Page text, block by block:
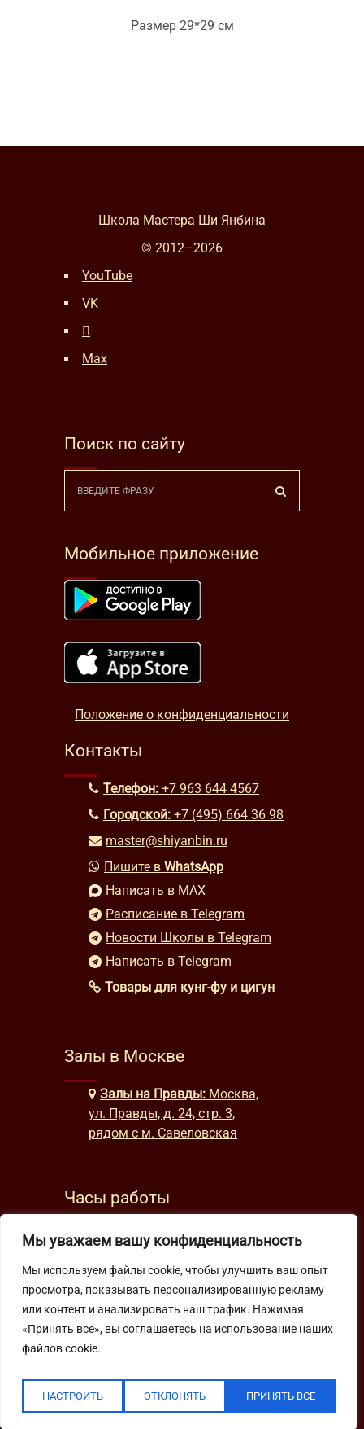
Мы уважаем вашу конфиденциальность
Мы используем файлы cookie, чтобы улучшить ваш опыт
просмотра, показывать персонализированную рекламу
или контент и анализировать наш трафик. Нажимая
«Принять все», вы соглашаетесь на использование наших
файлов cookie.
НАСТРОИТЬ ОТКЛОНЯТЬ ПРИНЯТЬ ВСЕ
Размер 29*29 см
Школа Мастера Ши Янбина
© 2012–2026
YouTube
VK
Max
Поиск по сайту
Мобильное приложение
Положение о конфиденциальности
Контакты
Телефон: +7 963 644 4567
Городской: +7 (495) 664 36 98
master@shiyanbin.ru
Пишите в WhatsApp
Написать в MAX
Расписание в Telegram
Новости Школы в Telegram
Написать в Telegram
Товары для кунг-фу и цигун
Залы в Москве
Залы на Правды: Москва,
ул. Правды, д. 24, стр. 3,
рядом с м. Савеловская
Часы работы
будни: с 9:00 до 22:00
Подпишитесь на нашу рассылку